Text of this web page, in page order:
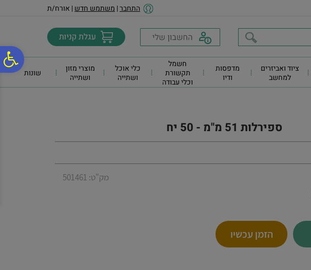
נגישות
אתר
המרכזי
התחבר| משתמש חדש| אורח/ת
ציוד ואביזרים
למחשב
מדפסות
ודיו
חשמל
תקשורת
וכלי עבודה
כלי אוכל
ושתייה
מוצרי מזון
ושתייה
שונות
ספירלות 51 מ"מ - 50 יח
מק"ט: 501461
הזמן עכשיו